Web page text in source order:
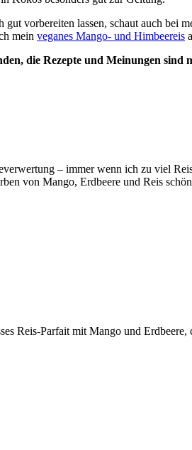
vorbereiten lassen, schaut auch bei
mein veganes Mango- und Himbeereis
die Rezepte und Meinungen sind
– immer wenn ich zu viel
von Mango, Erdbeere und Reis
Reis-Parfait mit Mango und